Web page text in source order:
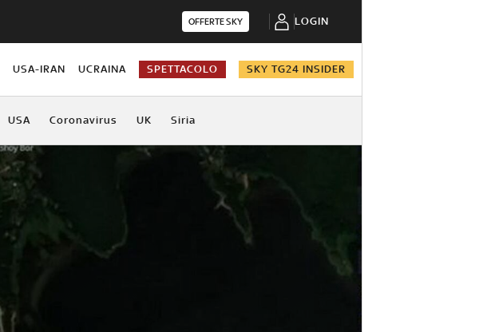
OFFERTE SKY LOGIN
USA-IRAN UCRAINA SPETTACOLO SKY TG24 INSIDER
USA Coronavirus UK Siria